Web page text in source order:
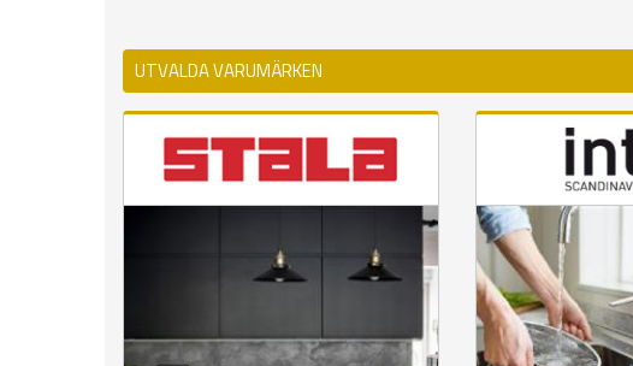
UTVALDA VARUMÄRKEN